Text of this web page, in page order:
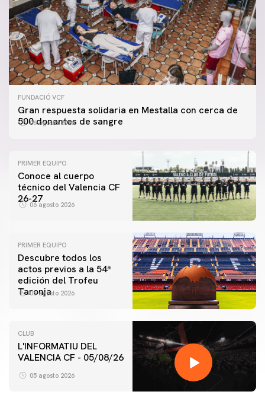
FUNDACIÓ VCF
Gran respuesta solidaria en Mestalla con cerca de
500 donantes de sangre
06 agosto 2026
PRIMER EQUIPO
Conoce al cuerpo
técnico del Valencia CF
26-27
06 agosto 2026
PRIMER EQUIPO
Descubre todos los
actos previos a la 54ª
edición del Trofeu
Taronja
06 agosto 2026
CLUB
L'INFORMATIU DEL
VALENCIA CF - 05/08/26
05 agosto 2026